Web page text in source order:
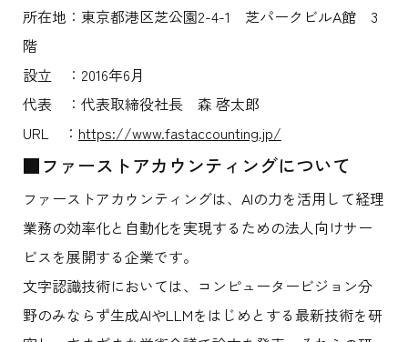
所在地：東京都港区芝公園2-4-1 芝パークビルA館 3
階
設立 ：2016年6月
代表 ：代表取締役社長 森 啓太郎
URL ： https://www.fastaccounting.jp/
■ファーストアカウンティングについて
ファーストアカウンティングは、AIの力を活用して経理
業務の効率化と自動化を実現するための法人向けサー
ビスを展開する企業です。
文字認識技術においては、コンピュータービジョン分
野のみならず生成AIやLLMをはじめとする最新技術を研